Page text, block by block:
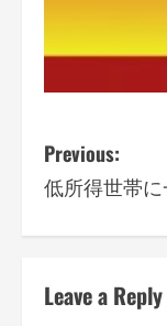
P
o
s
t
Previous:
低所得世帯
Leave a Reply